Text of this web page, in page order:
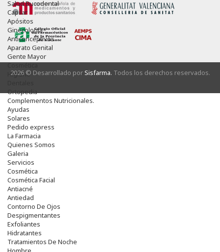
Salud Bucodental
Capilar
Apósitos
Ginecología
Anticonceptivos
Aparato Genital
Gente Mayor
Cosmética
Higiene
Ortopedia
Complementos Nutricionales.
Ayudas
Solares
Pedido express
La Farmacia
Quienes Somos
Galeria
Servicios
Cosmética
Cosmética Facial
Antiacné
Antiedad
Contorno De Ojos
Despigmentantes
Exfoliantes
Hidratantes
Tratamientos De Noche
2026 © Desarrollado porSisfarma. Todos los derechos reservados.